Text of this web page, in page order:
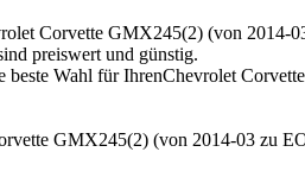
Corvette GMX245(2) (von 2014-
preiswert und günstig.
beste Wahl für IhrenChevrolet
GMX245(2) (von 2014-03 zu